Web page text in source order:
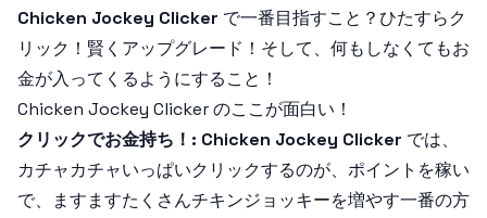
Chicken Jockey Clicker で一番目指すこと？ひたすらク
リック！賢くアップグレード！そして、何もしなくてもお
金が入ってくるようにすること！
Chicken Jockey Clicker のここが面白い！
クリックでお金持ち！: Chicken Jockey Clicker では、
カチャカチャいっぱいクリックするのが、ポイントを稼い
で、ますますたくさんチキンジョッキーを増やす一番の方